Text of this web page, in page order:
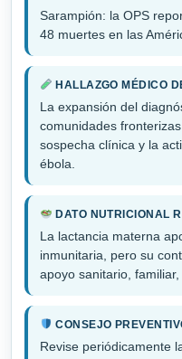
Sarampión: la OPS
48 muertes en las
HALLAZGO MÉDICO
La expansión del
comunidades
sospecha clínica y la
ébola.
DATO NUTRICIONAL
La lactancia materna
inmunitaria, pero su
apoyo sanitario,
CONSEJO
Revise periódicamente